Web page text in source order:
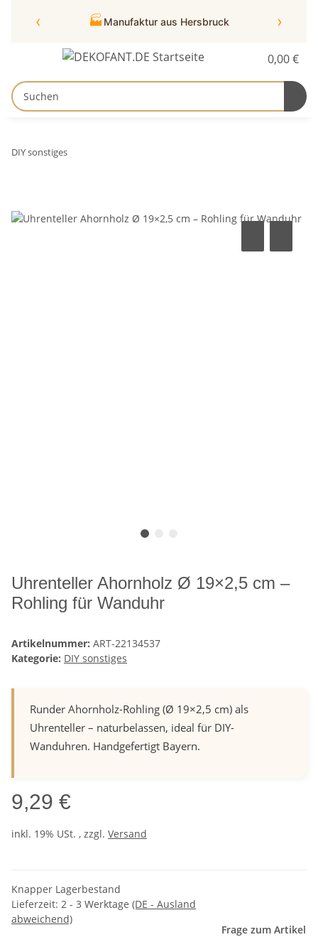
‹ 🏭 Manufaktur aus Hersbruck ›
0,00 €
DIY sonstiges
Uhrenteller Ahornholz Ø 19×2,5 cm –
Rohling für Wanduhr
Artikelnummer: ART-22134537
Kategorie: DIY sonstiges
Runder Ahornholz-Rohling (Ø 19×2,5 cm) als
Uhrenteller – naturbelassen, ideal für DIY-
Wanduhren. Handgefertigt Bayern.
9,29 €
inkl. 19% USt. , zzgl. Versand
Knapper Lagerbestand
Lieferzeit: 2 - 3 Werktage (DE - Ausland
abweichend)
Frage zum Artikel